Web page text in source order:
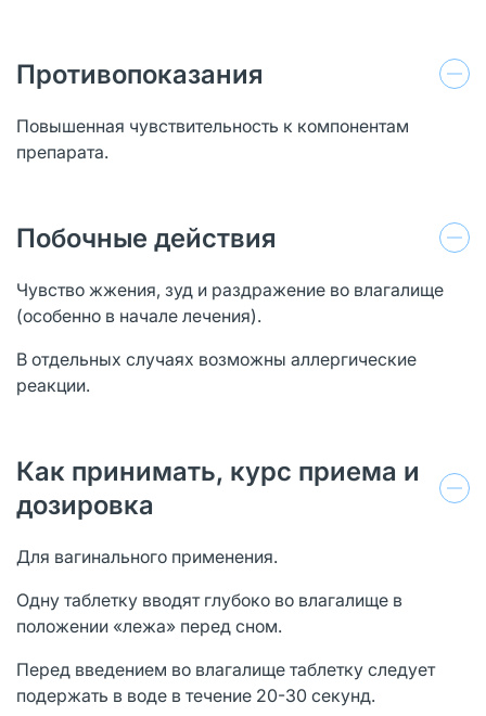
Противопоказания
Повышенная чувствительность к компонентам
препарата.
Побочные действия
Чувство жжения, зуд и раздражение во влагалище
(особенно в начале лечения).
В отдельных случаях возможны аллергические
реакции.
Как принимать, курс приема и
дозировка
Для вагинального применения.
Одну таблетку вводят глубоко во влагалище в
положении «лежа» перед сном.
Перед введением во влагалище таблетку следует
подержать в воде в течение 20-30 секунд.